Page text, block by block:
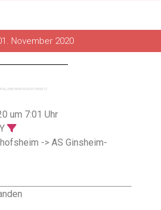
November 2020
EINE PERSON LEICHT VERLETZ
um 7:01 Uhr
-> AS Ginsheim-